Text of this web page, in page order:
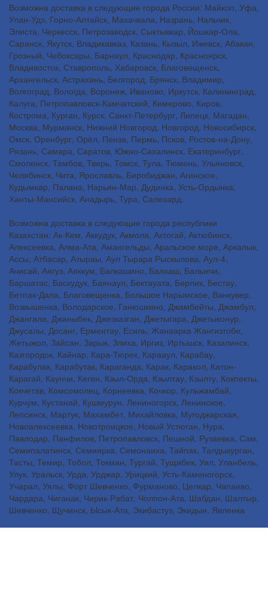
Возможна доставка в следующие города России: Майкоп, Уфа,
Улан-Удэ, Горно-Алтайск, Махачкала, Назрань, Нальчик,
Элиста, Черкесск, Петрозаводск, Сыктывкар, Йошкар-Ола,
Саранск, Якутск, Владикавказ, Казань, Кызыл, Ижевск, Абакан,
Грозный, Чебоксары, Барнаул, Краснодар, Красноярск,
Владивосток, Ставрополь, Хабаровск, Благовещенск,
Архангельск, Астрахань, Белгород, Брянск, Владимир,
Волгоград, Вологда, Воронеж, Иваново, Иркутск, Калининград,
Калуга, Петропавловск-Камчатский, Кемерово, Киров,
Кострома, Курган, Курск, Санкт-Петербург, Липецк, Магадан,
Москва, Мурманск, Нижний Новгород, Новгород, Новосибирск,
Омск, Оренбург, Орёл, Пенза, Пермь, Псков, Ростов-на-Дону,
Рязань, Самара, Саратов, Южно-Сахалинск, Екатеринбург,
Смоленск, Тамбов, Тверь, Томск, Тула, Тюмень, Ульяновск,
Челябинск, Чита, Ярославль, Биробиджан, Агинское,
Кудымкар, Палана, Нарьян-Мар, Дудинка, Усть-Ордынка,
Ханты-Мансийск, Анадырь, Тура, Салехард.
Возможна доставка в следующие города республики
Казахстан: Ак-Кем, Аккудук, Акмола, Актогай, Актюбинск,
Алексеевка, Алма-Ата, Амангельды, Аральское море, Аркалык,
Ассы, Атбасар, Атыраы, Аул Тырара Рыскылова, Аул-4,
Ачисай, Аягуз, Аяккум, Балкашино, Балхаш, Балыкчи,
Баршатас, Баскудук, Баянаул, Бектауата, Берлик, Бестау,
Бетпак-Дала, Благовещенка, Большое Нарымское, Ванкувер,
Возвышенка, Володарское, Ганюшкино, Джамбейты, Джамбул,
Джангала, Джаныбек, Джезказган, Джетыгара, Джетыконур,
Джусалы, Досанг, Ерментау, Есиль, Жанаарка Жангизтобе,
Жетыжол, Зайсан, Зарык, Злиха, Иргиз, Иртышск, Казалинск,
Казгородок, Кайнар, Кара-Тюрек, Карааул, Карабау,
Карабулак, Карабутак, Караганда, Карак, Каракол, Катон-
Карагай, Каунчи, Кеген, Кзыл-Орда, Кзылтау, Кзылту, Кокпекты,
Кокчетав, Комсомолец, Корнеевка, Кочкор, Кульжамбай,
Курчум, Кустанай, Кушмурун, Лениногорск, Ленинское,
Лепсинск, Мартук, Махамбет, Михайловка, Мугоджарская,
Новоалексеевка, Новотроицкое, Новый Устюган, Нура,
Павлодар, Панфилов, Петропавловск, Пешной, Рузаевка, Сам,
Семипалатинск, Семиярка, Семонаиха, Тайпак, Талдыкурган,
Тасты, Темир, Тобол, Токман, Тургай, Тущибек, Уил, Уланбель,
Улук, Уральск, Урда, Урджар, Урицкий, Усть-Каменогорск,
Учарал, Уялы, Форт Шевченко, Фурманово, Целкар, Чапаево,
Чардара, Чиганак, Чирик-Рабат, Чолпон-Ата, Шабдан, Шалтыр,
Шевченко, Щучинск, Ысык-Ата, Экибастуз, Экидын, Явленка